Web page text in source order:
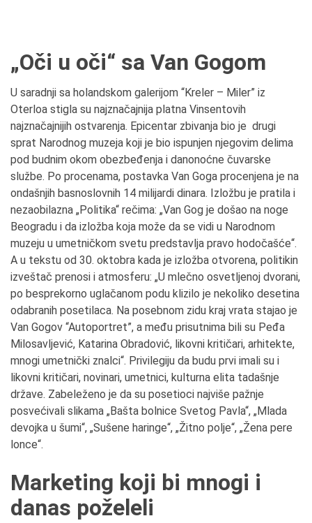
„Oči u oči“ sa Van Gogom
U saradnji sa holandskom galerijom “Kreler – Miler” iz
Oterloa stigla su najznačajnija platna Vinsentovih
najznačajnijih ostvarenja. Epicentar zbivanja bio je drugi
sprat Narodnog muzeja koji je bio ispunjen njegovim delima
pod budnim okom obezbeđenja i danonoćne čuvarske
službe. Po procenama, postavka Van Goga procenjena je na
ondašnjih basnoslovnih 14 milijardi dinara. Izložbu je pratila i
nezaobilazna „Politika“ rečima: „Van Gog je došao na noge
Beogradu i da izložba koja može da se vidi u Narodnom
muzeju u umetničkom svetu predstavlja pravo hodočašće“.
A u tekstu od 30. oktobra kada je izložba otvorena, politikin
izveštač prenosi i atmosferu: „U mlečno osvetljenoj dvorani,
po besprekorno uglačanom podu klizilo je nekoliko desetina
odabranih posetilaca. Na posebnom zidu kraj vrata stajao je
Van Gogov “Autoportret”, a među prisutnima bili su Peđa
Milosavljević, Katarina Obradović, likovni kritičari, arhitekte,
mnogi umetnički znalci“. Privilegiju da budu prvi imali su i
likovni kritičari, novinari, umetnici, kulturna elita tadašnje
države. Zabeleženo je da su posetioci najviše pažnje
posvećivali slikama „Bašta bolnice Svetog Pavla“, „Mlada
devojka u šumi“, „Sušene haringe“, „Žitno polje“, „Žena pere
lonce“.
Marketing koji bi mnogi i
danas poželeli